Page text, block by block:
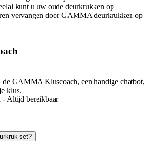
kunt u uw oude deurkrukken op
vervangen door GAMMA deurkrukken op
de GAMMA Kluscoach, een handige chatbot,
klus.
Altijd bereikbaar
set?